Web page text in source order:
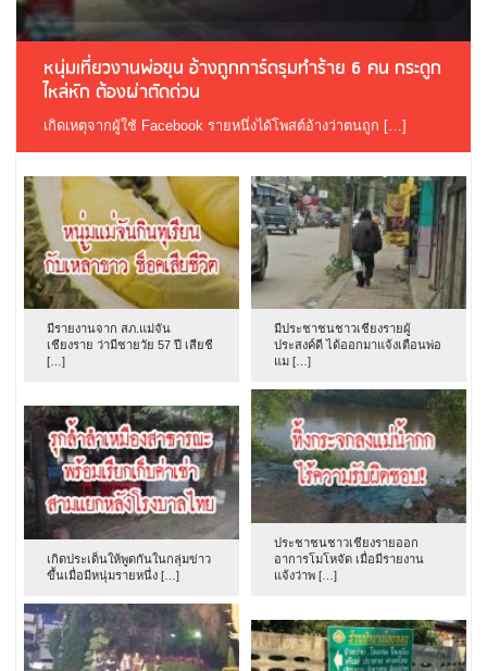
หนุ่มเที่ยวงานพ่อขุน อ้างถูกการ์ดรุมทำร้าย 6 คน กระดูก
ไหล่หัก ต้องผ่าตัดด่วน
เกิดเหตุจากผู้ใช้ Facebook รายหนึ่งได้โพสต์อ้างว่าตนถูก […]
มีรายงานจาก สภ.แม่จัน
เชียงราย ว่ามีชายวัย 57 ปี เสียชี
[…]
มีประชาชนชาวเชียงรายผู้
ประสงค์ดี ได้ออกมาแจ้งเตือนพ่อ
แม […]
เกิดประเด็นให้พูดกันในกลุ่มข่าว
ขึ้นเมื่อมีหนุ่มรายหนึ่ง […]
ประชาชนชาวเชียงรายออก
อาการโมโหจัด เมื่อมีรายงาน
แจ้งว่าพ […]